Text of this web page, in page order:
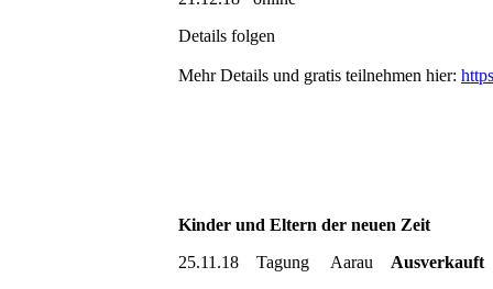
Details folgen
Mehr Details und gratis teilnehmen hier:
Kinder und Eltern der neuen Zeit
25.11.18 Tagung Aarau Ausverkauft